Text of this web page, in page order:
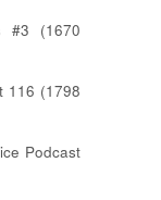
#3 (1670
116 (1798
Podcast